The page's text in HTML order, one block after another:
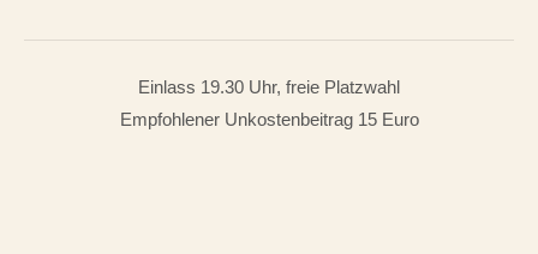
Einlass 19.30 Uhr, freie Platzwahl
Empfohlener Unkostenbeitrag 15 Euro